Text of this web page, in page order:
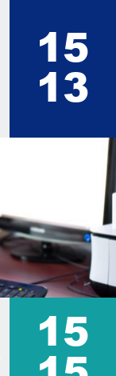
17
15
17